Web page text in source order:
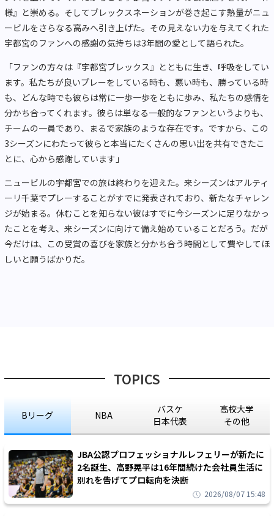
様』と崇める。そしてブレックスネーションが巻き起こす熱量がニュ
ービルをさらなる高みへ引き上げた。その見えない力を与えてくれた
宇都宮のファンへの感謝の気持ちは3年間の愛として語られた。
「ファンの方々は『宇都宮ブレックス』とともに生き、呼吸をしてい
ます。私たちが良いプレーをしている時も、悪い時も、勝っている時
も、どんな時でも彼らは常に一歩一歩をともに歩み、私たちの感情を
分かち合ってくれます。彼らは単なる一般的なファンというよりも、
チームの一員であり、まるで家族のような存在です。ですから、この
3シーズンにわたって彼らと本当にたくさんの思い出を共有できたこ
とに、心から感謝しています」
ニュービルの宇都宮での旅は終わりを迎えた。来シーズンはアルティ
ーリ千葉でプレーすることがすでに発表されており、新たなチャレン
ジが始まる。休むことを知らない彼はすでに今シーズンに足りなかっ
たことを考え、来シーズンに向けて備え始めていることだろう。だが
今だけは、この受賞の喜びを家族と分かち合う時間として費やしてほ
しいと願うばかりだ。
TOPICS
Bリーグ NBA
バスケ
日本代表
高校大学
その他
JBA公認プロフェッショナルレフェリーが新たに
2名誕生、高野晃平は16年間続けた会社員生活に
別れを告げてプロ転向を決断
2026/08/07 15:48